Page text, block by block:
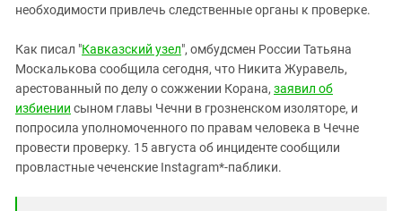
Ставропольский край
Чечня
Южная Осетия
Южный Кавказ
ЮФО
необходимости привлечь следственные органы к проверке.
Как писал "Кавказский узел", омбудсмен России Татьяна
Москалькова сообщила сегодня, что Никита Журавель,
арестованный по делу о сожжении Корана, заявил об
избиении сыном главы Чечни в грозненском изоляторе, и
попросила уполномоченного по правам человека в Чечне
провести проверку. 15 августа об инциденте сообщили
провластные чеченские Instagram*-паблики.